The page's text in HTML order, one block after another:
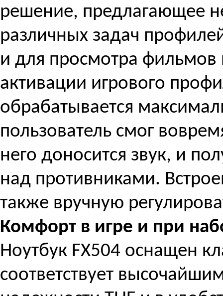
решение, предлагающее
различных задач
и для просмотра
активации игрового
обрабатывается
пользователь смог
него доносится звук, и
над противниками.
также вручную
Комфорт в игре и при
Ноутбук FX504 оснащен
соответствует